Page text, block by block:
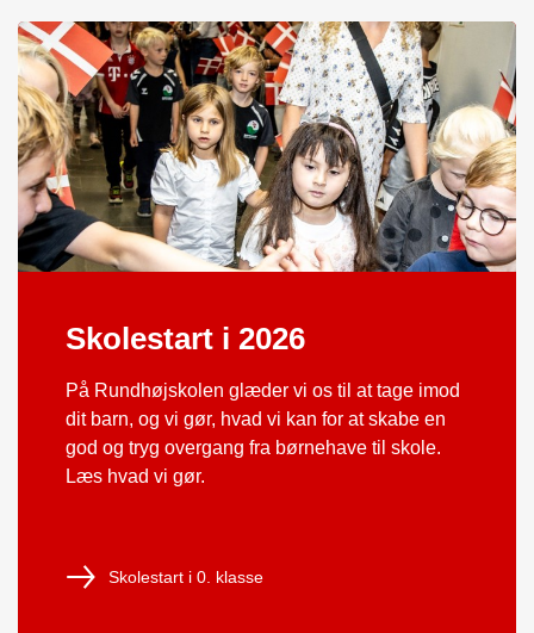
Skolestart i 2026
På Rundhøjskolen glæder vi os til at tage imod
dit barn, og vi gør, hvad vi kan for at skabe en
god og tryg overgang fra børnehave til skole.
Læs hvad vi gør.
Skolestart i 0. klasse